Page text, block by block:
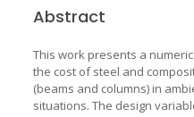
Abstract
This work presents a
the cost of steel and
(beams and columns) in
situations. The design